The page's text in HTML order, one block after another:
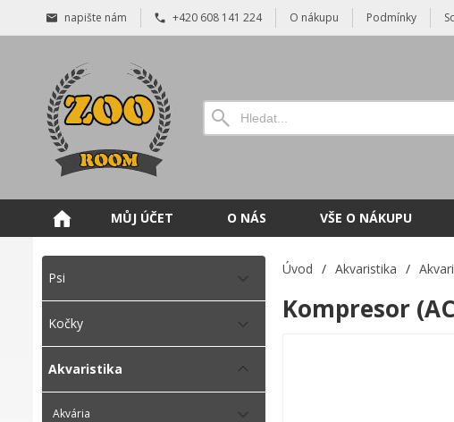
napište nám +420 608 141 224 O nákupu Podmínky
MŮJ ÚČET O NÁS VŠE O NÁKUPU
Psi
Kočky
Akvaristika
Akvária
Úvod / Akvaristika /
Kompresor